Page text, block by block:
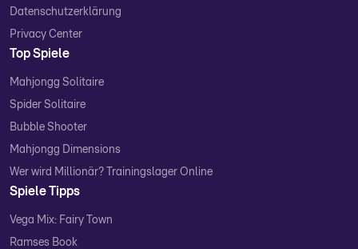
Datenschutzerklärung
Privacy Center
Top Spiele
Mahjongg Solitaire
Spider Solitaire
Bubble Shooter
Mahjongg Dimensions
Wer wird Millionär? Trainingslager Online
Spiele Tipps
Vega Mix: Fairy Town
Ramses Book